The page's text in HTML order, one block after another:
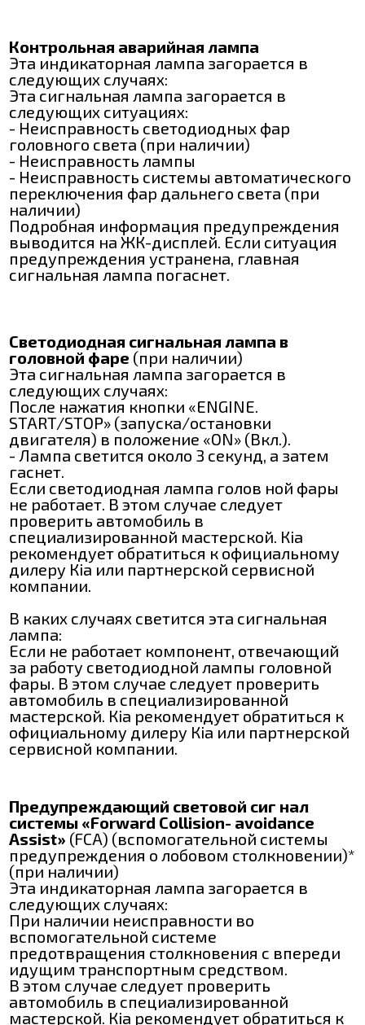
Контрольная аварийная лампа
Эта индикаторная лампа загорается в
следующих случаях:
Эта сигнальная лампа загорается в
следующих ситуациях:
- Неисправность светодиодных фар
головного света (при наличии)
- Неисправность лампы
- Неисправность системы автоматического
переключения фар дальнего света (при
наличии)
Подробная информация предупреждения
выводится на ЖК-дисплей. Если ситуация
предупреждения устранена, главная
сигнальная лампа погаснет.
Светодиодная сигнальная лампа в
головной фаре (при наличии)
Эта сигнальная лампа загорается в
следующих случаях:
После нажатия кнопки «ENGINE.
START/STOP» (запуска/остановки
двигателя) в положение «ON» (Вкл.).
- Лампа светится около 3 секунд, а затем
гаснет.
Если светодиодная лампа голов ной фары
не работает. В этом случае следует
проверить автомобиль в
специализированной мастерской. Кia
рекомендует обратиться к официальному
дилеру Кіа или партнерской сервисной
компании.
В каких случаях светится эта сигнальная
лампа:
Если не работает компонент, отвечающий
за работу светодиодной лампы головной
фары. В этом случае следует проверить
автомобиль в специализированной
мастерской. Кia рекомендует обратиться к
официальному дилеру Кіа или партнерской
сервисной компании.
Предупреждающий световой сиг нал
системы «Forward Collision- avoidance
Assist» (FCA) (вспомогательной системы
предупреждения о лобовом столкновении)*
(при наличии)
Эта индикаторная лампа загорается в
следующих случаях:
При наличии неисправности во
вспомогательной системе
предотвращения столкновения с впереди
идущим транспортным средством.
В этом случае следует проверить
автомобиль в специализированной
мастерской. Кіa рекомендует обратиться к